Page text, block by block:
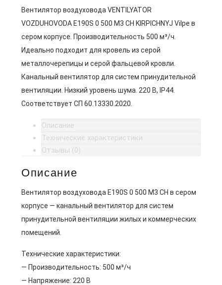
Вентилятор воздуховода VENTILYATOR
VOZDUHOVODA E190S 0 500 M3 CH KIRPICHNYJ Vilpe в
сером корпусе. Производительность 500 м³/ч.
Идеально подходит для кровель из серой
металлочерепицы и серой фальцевой кровли.
Канальный вентилятор для систем принудительной
вентиляции. Низкий уровень шума. 220 В, IP44.
Соответствует СП 60.13330.2020.
Описание
Технические характеристики
Отзывы (0)
Описание
Вентилятор воздуховода E190S 0 500 M3 CH в сером
корпусе — канальный вентилятор для систем
принудительной вентиляции жилых и коммерческих
помещений.
Технические характеристики:
— Производительность: 500 м³/ч
— Напряжение: 220 В